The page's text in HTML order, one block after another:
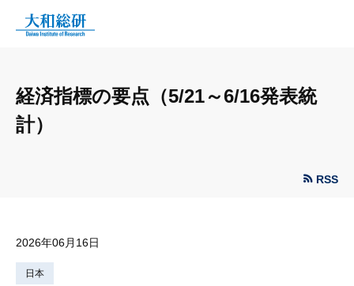
経済指標の要点（5/21～6/16発表統
計）
RSS
2026年06月16日
日本